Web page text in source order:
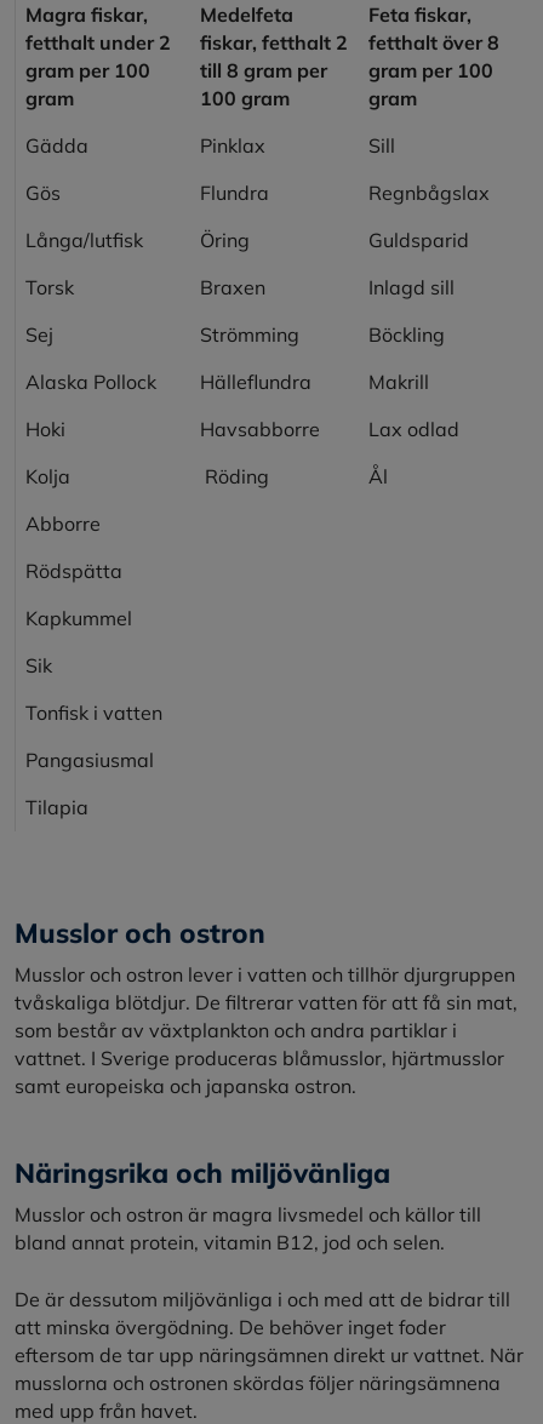
Magra fiskar,
fetthalt under 2
gram per 100
gram
Medelfeta
fiskar, fetthalt 2
till 8 gram per
100 gram
Feta fiskar,
fetthalt över 8
gram per 100
gram
Gädda
Pinklax
Sill
Gös
Flundra
Regnbågslax
Långa/lutfisk
Öring
Guldsparid
Torsk
Braxen
Inlagd sill
Sej
Strömming
Böckling
Alaska Pollock
Hälleflundra
Makrill
Hoki
Havsabborre
Lax odlad
Kolja
Röding
Ål
Abborre
Rödspätta
Kapkummel
Sik
Tonfisk i vatten
Pangasiusmal
Tilapia
Musslor och ostron
Musslor och ostron lever i vatten och tillhör djurgruppen
tvåskaliga blötdjur. De filtrerar vatten för att få sin mat,
som består av växtplankton och andra partiklar i
vattnet. I Sverige produceras blåmusslor, hjärtmusslor
samt europeiska och japanska ostron.
Näringsrika och miljövänliga
Musslor och ostron är magra livsmedel och källor till
bland annat protein, vitamin B12, jod och selen.
De är dessutom miljövänliga i och med att de bidrar till
att minska övergödning. De behöver inget foder
eftersom de tar upp näringsämnen direkt ur vattnet. När
musslorna och ostronen skördas följer näringsämnena
med upp från havet.